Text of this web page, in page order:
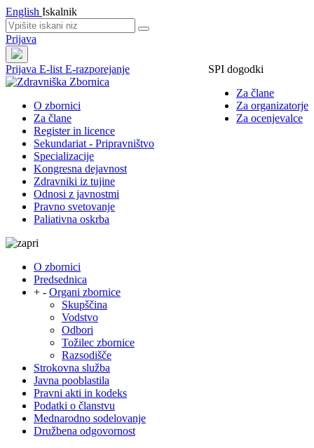
English Iskalnik
Prijava
Prijava
SPI dogodki
Za člane
Za organizatorje
Za ocenjevalce
E-list E-razporejanje
O zbornici
Za člane
Register in licence
Sekundariat - Pripravništvo
Specializacije
Kongresna dejavnost
Zdravniki iz tujine
Odnosi z javnostmi
Pravno svetovanje
Paliativna oskrba
O zbornici
Predsednica
+ - Organi zbornice
Skupščina
Vodstvo
Odbori
Tožilec zbornice
Razsodišče
Strokovna služba
Javna pooblastila
Pravni akti in kodeks
Podatki o članstvu
Mednarodno sodelovanje
Družbena odgovornost